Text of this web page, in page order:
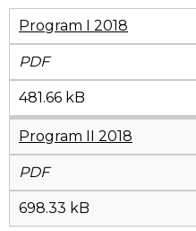
Program I 2018
PDF
481.66 kB
Program II 2018
PDF
698.33 kB